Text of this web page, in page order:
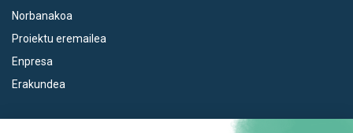
Norbanakoa
Proiektu eremailea
Enpresa
Erakundea
Euroeskualdea